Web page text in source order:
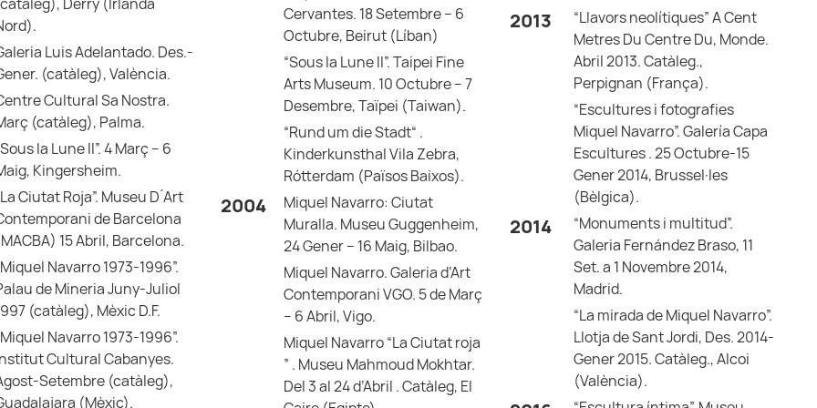
Luis Adelantado. Des.-
(catàleg), València.
Cultural Sa Nostra.
(catàleg), Palma.
la Lune II”. 4 Març – 6
Kingersheim.
Ciutat Roja”. Museu D ́Art
de Barcelona
15 Abril, Barcelona.
Navarro 1973-1996”.
de Mineria Juny-Juliol
(catàleg), Mèxic D.F.
Navarro 1973-1996”.
Cultural Cabanyes.
Setembre (catàleg),
(Mèxic).
Cervantes. 18 Setembre – 6
Octubre, Beirut (Líban)
“Sous la Lune II”. Taipei Fine
Arts Museum. 10 Octubre – 7
Desembre, Taïpei (Taiwan).
“Rund um die Stadt“ .
Kinderkunsthal Vila Zebra,
Rótterdam (Països Baixos).
2004
Miquel Navarro: Ciutat
Muralla. Museu Guggenheim,
24 Gener – 16 Maig, Bilbao.
Miquel Navarro. Galeria d’Art
Contemporani VGO. 5 de Març
– 6 Abril, Vigo.
Miquel Navarro “La Ciutat roja
” . Museu Mahmoud Mokhtar.
Del 3 al 24 d’Abril . Catàleg, El
2013
“Llavors neolítiques” A Cent
Metres Du Centre Du, Monde.
Abril 2013. Catàleg.,
Perpignan (França).
“Escultures i fotografies
Miquel Navarro”. Galería Capa
Escultures . 25 Octubre-15
Gener 2014, Brussel·les
(Bèlgica).
2014
“Monuments i multitud”.
Galeria Fernández Braso, 11
Set. a 1 Novembre 2014,
Madrid.
“La mirada de Miquel Navarro”.
Llotja de Sant Jordi, Des. 2014-
Gener 2015. Catàleg., Alcoi
(València).